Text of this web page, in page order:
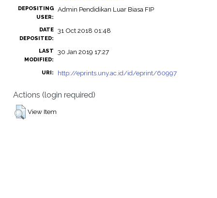
DEPOSITING
USER:
Admin Pendidikan Luar Biasa FIP
DATE
DEPOSITED:
31 Oct 2018 01:48
LAST
MODIFIED:
30 Jan 2019 17:27
URI: http://eprints.uny.ac.id/id/eprint/60997
Actions (login required)
View Item